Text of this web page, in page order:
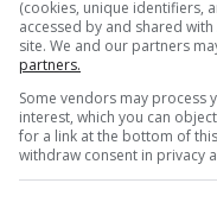
128 GB UFS 2.1
con lenti f/
da 8 megapixel f/
(cookies, unique identifiers,
accessed by and shared
site. We and our partners
partners.
Some vendors may process
interest, which you can
for a link at the bottom of
withdraw consent in privacy